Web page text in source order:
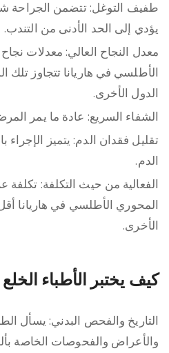
طفيف التوغل: تتضمن الجراحة
يؤدي إلى الحد الأدنى من التندب.
معدل النجاح العالي: معدلات
الأطلسي في هاريانا تتجاوز تلك
الدول الأخرى.
الشفاء السريع: عادة ما يمر
تقليل فقدان الدم: يتميز الإجراء
الدم.
الفعالية من حيث التكلفة: تكلفة
المحوري الأطلسي في هاريانا
الأخرى.
كيف يختبر الأطباء
التاريخ والفحص البدني: يسأل
والأعراض والفحوصات الخاصة